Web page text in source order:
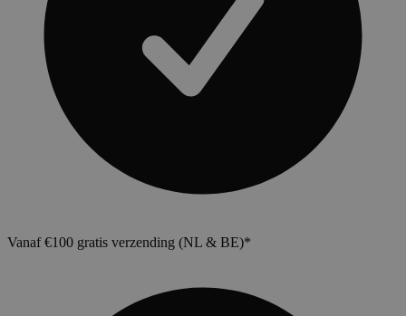
Vanaf €100 gratis verzending (NL & BE)*